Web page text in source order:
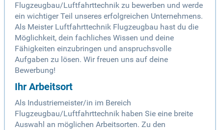
Flugzeugbau/Luftfahrttechnik zu bewerben und werde
ein wichtiger Teil unseres erfolgreichen Unternehmens.
Als Meister Luftfahrttechnik Flugzeugbau hast du die
Möglichkeit, dein fachliches Wissen und deine
Fähigkeiten einzubringen und anspruchsvolle
Aufgaben zu lösen. Wir freuen uns auf deine
Bewerbung!
Ihr Arbeitsort
Als Industriemeister/in im Bereich
Flugzeugbau/Luftfahrttechnik haben Sie eine breite
Auswahl an möglichen Arbeitsorten. Zu den